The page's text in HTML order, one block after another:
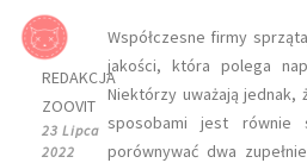
REDAKCJA
ZOOVIT
23 Lipca
2022
Współczesne firmy
jakości, która polega
Niektórzy uważają jednak,
sposobami jest równie
porównywać dwa